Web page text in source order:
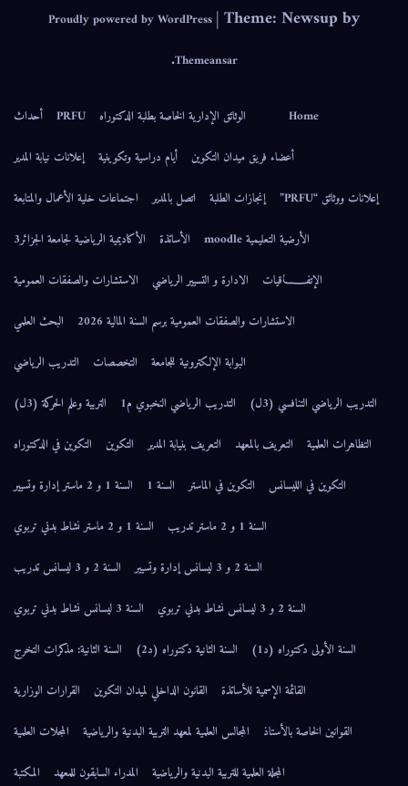
Proudly powered by WordPress|
الإدارية الخاصة بطلبة الدكتوراه PRFU
أحداث
أيام دراسية وتكوينية
إعلانات نيابة المدير
إنجازات الطلبة
اتصل بالمدير
اجتماعات خلية الأعمال والمتابعة
الأساتذة
الأكاديمية الرياضية لجامعة الجزائر3
الادارة و التسيير الرياضي
الاستشارات والصفقات العمومية
والصفقات العمومية برسم السنة المالية 2026
البحث العلمي
التخصصات
التدريب الرياضي
التدريب الرياضي النخبوي م1
التربية وعلم الحركة (3ل)
التعريف بنيابة المدير التكوين
التكوين في الدكتوراه
التكوين في الماستر السنة 1
السنة 1 و 2 ماستر إدارة وتسيير
السنة 2 و 3 ليسانس تدريب
السنة 3 ليسانس نشاط بدني تربوي
السنة الثانية دكتوراه (د2)
السنة الثانية: مذكرات التخرج
القانون الداخلي لميدان التكوين
القرارات الوزارية
المجالس العلمية لمعهد التربية البدنية والرياضية
المجلات العلمية
المدراء السابقون للمعهد
المكتبة